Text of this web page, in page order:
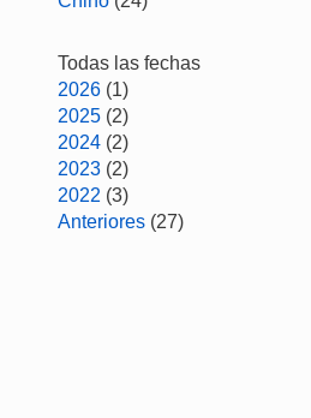
Todas las fechas
2026 (1)
2025 (2)
2024 (2)
2023 (2)
2022 (3)
Anteriores (27)